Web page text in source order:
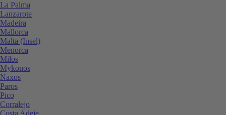
La Palma
Lanzarote
Madeira
Mallorca
Malta (Insel)
Menorca
Milos
Mykonos
Naxos
Paros
Pico
Corralejo
Costa Adeje